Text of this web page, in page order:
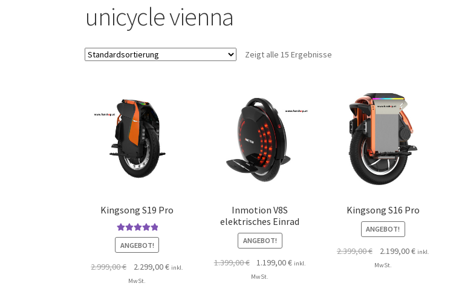
unicycle vienna
Zeigt alle 15 Ergebnisse
Kingsong S19 Pro
Bewertet mit
5.00von 5
ANGEBOT!
2.999,00€ 2.299,00€ inkl.
MwSt.
Inmotion V8S
elektrisches Einrad
ANGEBOT!
1.399,00€ 1.199,00€ inkl.
MwSt.
Kingsong S16 Pro
ANGEBOT!
2.399,00€ 2.199,00€ inkl.
MwSt.